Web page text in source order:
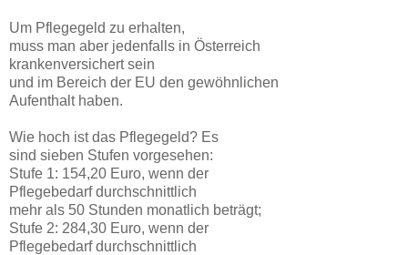
Um Pflegegeld zu erhalten,
muss man aber jedenfalls in Österreich
krankenversichert sein
und im Bereich der EU den gewöhnlichen
Aufenthalt haben.
Wie hoch ist das Pflegegeld? Es
sind sieben Stufen vorgesehen:
Stufe 1: 154,20 Euro, wenn der
Pflegebedarf durchschnittlich
mehr als 50 Stunden monatlich beträgt;
Stufe 2: 284,30 Euro, wenn der
Pflegebedarf durchschnittlich